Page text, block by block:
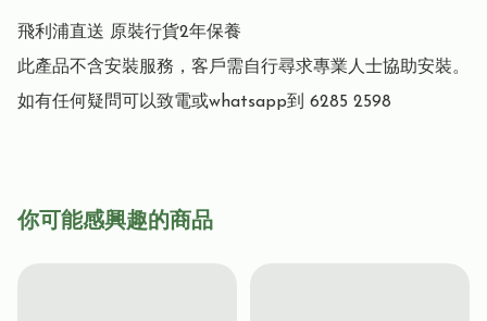
飛利浦直送 原裝行貨2年保養
此產品不含安裝服務，客戶需自行尋求專業人士協助安裝。
如有任何疑問可以致電或whatsapp到 6285 2598
你可能感興趣的商品